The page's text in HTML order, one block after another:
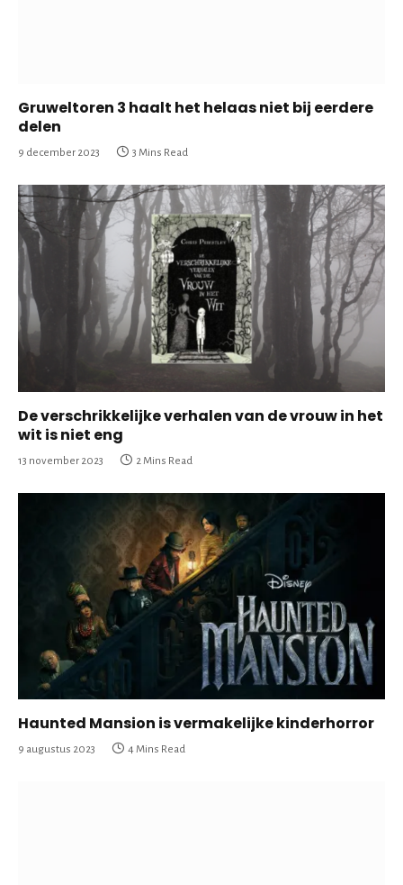
Gruweltoren 3 haalt het helaas niet bij eerdere
delen
9 december 2023 3 Mins Read
De verschrikkelijke verhalen van de vrouw in het
wit is niet eng
13 november 2023 2 Mins Read
Haunted Mansion is vermakelijke kinderhorror
9 augustus 2023 4 Mins Read